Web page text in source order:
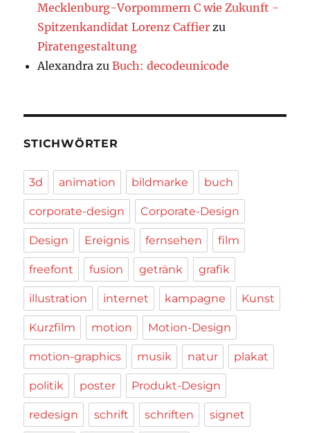
Mecklenburg-Vorpommern C wie Zukunft -
Spitzenkandidat Lorenz Caffier zu
Piratengestaltung
Alexandra zuBuch: decodeunicode
STICHWÖRTER
3d animation bildmarke buch
corporate-design Corporate-Design
Design Ereignis fernsehen film
freefont fusion getränk grafik
illustration internet kampagne Kunst
Kurzfilm motion Motion-Design
motion-graphics musik natur plakat
politik poster Produkt-Design
redesign schrift schriften signet